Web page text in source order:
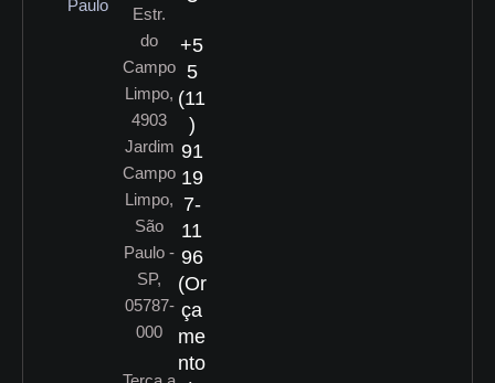
Estr.
do
Campo
Limpo,
4903
Jardim
Campo
Limpo,
São
Paulo -
SP,
05787-
000
+5
5
(11
)
91
19
7-
11
96
(Or
ça
me
nto